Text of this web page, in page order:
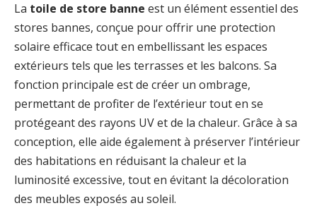
La toile de store banne est un élément essentiel des
stores bannes, conçue pour offrir une protection
solaire efficace tout en embellissant les espaces
extérieurs tels que les terrasses et les balcons. Sa
fonction principale est de créer un ombrage,
permettant de profiter de l’extérieur tout en se
protégeant des rayons UV et de la chaleur. Grâce à sa
conception, elle aide également à préserver l’intérieur
des habitations en réduisant la chaleur et la
luminosité excessive, tout en évitant la décoloration
des meubles exposés au soleil.